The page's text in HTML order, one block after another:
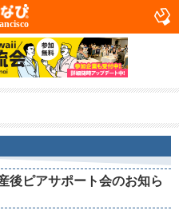
後ピアサポート会のお知ら